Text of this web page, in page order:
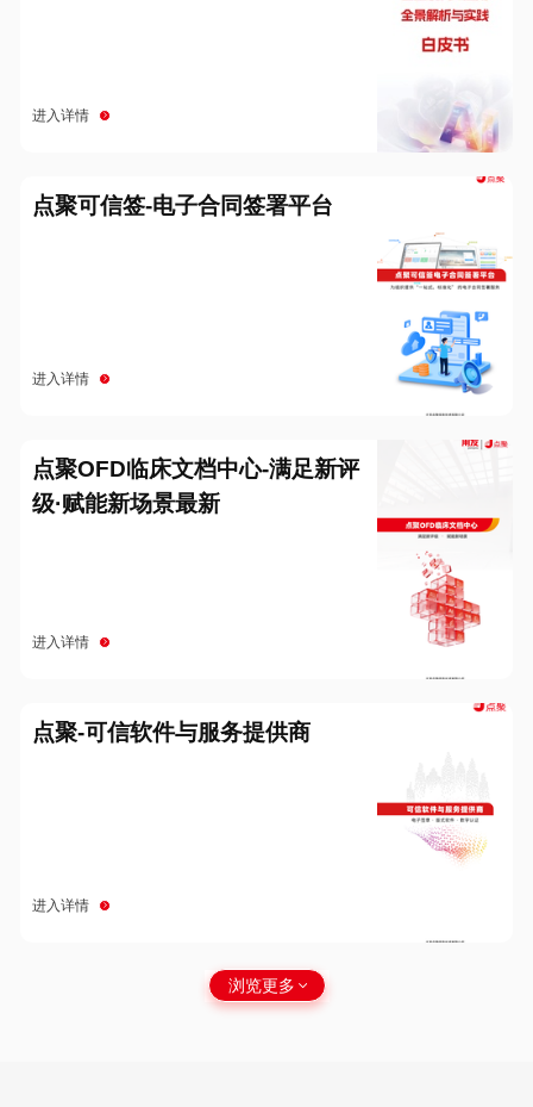
进入详情
点聚可信签-电子合同签署平台
进入详情
点聚OFD临床文档中心-满足新评
级·赋能新场景最新
进入详情
点聚-可信软件与服务提供商
进入详情
浏览更多